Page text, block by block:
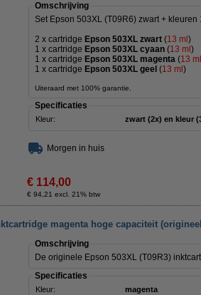
Omschrijving
Set Epson 503XL (T09R6) zwart +
2 x cartridge Epson 503XL zwart (13 ml )
1 x cartridge Epson 503XL cyaan (13 ml )
1 x cartridge Epson 503XL magenta (13 ml
1 x cartridge Epson 503XL geel (13 ml )
Uiteraard met 100% garantie.
Specificaties
Kleur: zwart (2x) en kleur
Morgen in huis
€ 114,00
€ 94,21 excl. 21% btw
magenta hoge capaciteit
Omschrijving
De originele Epson 503XL (T09R3)
Specificaties
Kleur: magenta